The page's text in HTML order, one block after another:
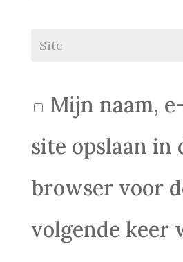
Mijn naam,
site opslaan in
browser voor
volgende keer